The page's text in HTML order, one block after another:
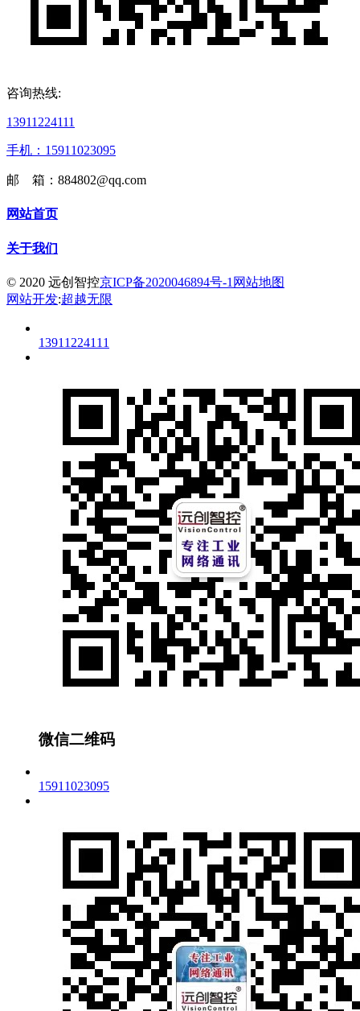
咨询热线:
13911224111
手机：15911023095
邮 箱：884802@qq.com
网站首页
关于我们
© 2020 远创智控京ICP备2020046894号-1 网站地图
网站开发:超越无限
13911224111
微信二维码
15911023095